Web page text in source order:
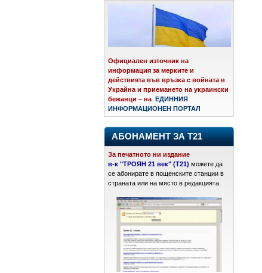
Официален източник на
информация за мерките и
действията във връзка с войната в
Украйна и приемането на украински
бежанци – на
ЕДИННИЯ
ИНФОРМАЦИОНЕН ПОРТАЛ
АБОНАМЕНТ ЗА Т21
За печатното ни издание
в-к "ТРОЯН 21 век" (Т21) можете да
се абонирате в пощенските станции в
страната или на място в редакцията.